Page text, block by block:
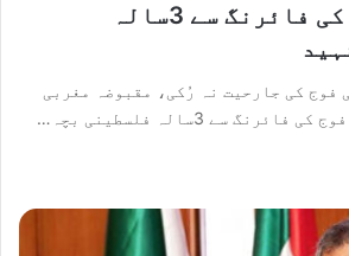
اسرائیلی فوج کی فائرنگ سے 3سالہ
فوج کی جارحیت نہ رُکی، مقبوضہ مغربی
سے 3سالہ فلسطینی بچہ…